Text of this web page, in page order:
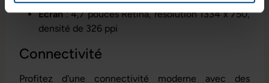
Écran: 4,7 pouces Retina, résolution 1334 x 750,
densité de 326 ppi
Connectivité
Profitez d'une connectivité moderne avec des